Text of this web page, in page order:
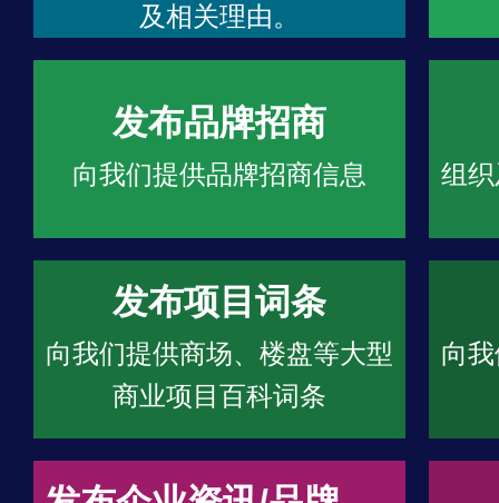
及相关理由。
发布品牌招商
向我们提供品牌招商信息 组
发布项目词条
向我们提供商场、楼盘等大型
商业项目百科词条
向